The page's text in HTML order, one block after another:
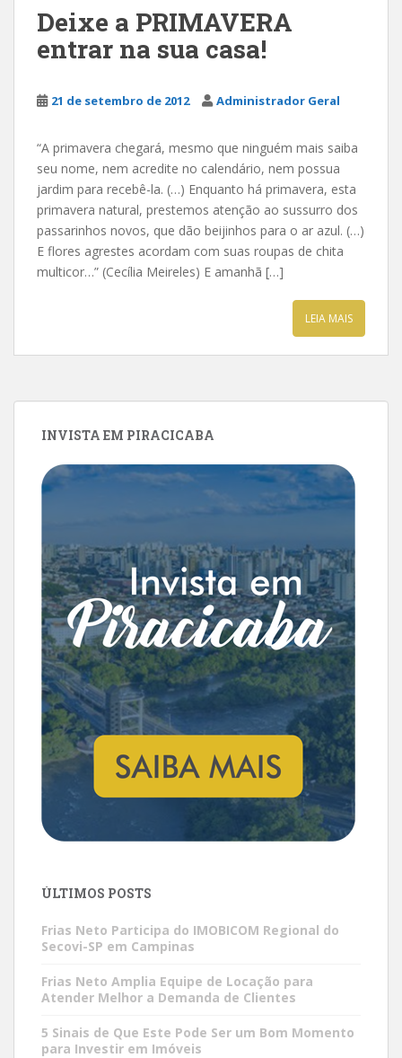
Deixe a PRIMAVERA
entrar na sua casa!
21 de setembro de 2012 Administrador Geral
“A primavera chegará, mesmo que ninguém mais saiba
seu nome, nem acredite no calendário, nem possua
jardim para recebê-la. (…) Enquanto há primavera, esta
primavera natural, prestemos atenção ao sussurro dos
passarinhos novos, que dão beijinhos para o ar azul. (…)
E flores agrestes acordam com suas roupas de chita
multicor…” (Cecília Meireles) E amanhã […]
LEIA MAIS
INVISTA EM PIRACICABA
ÚLTIMOS POSTS
Frias Neto Participa do IMOBICOM Regional do
Secovi-SP em Campinas
Frias Neto Amplia Equipe de Locação para
Atender Melhor a Demanda de Clientes
5 Sinais de Que Este Pode Ser um Bom Momento
para Investir em Imóveis